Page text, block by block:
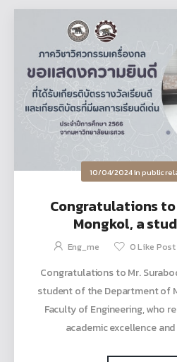
10/04/2024inpublic
Congratulations to
Mongkol, a
Department of
certificate of
and a certificate
student
academic
Eng_me 0Like Post
Congratulations to Mr.
student of the Department of
Faculty of Engineering, who
academic excellence